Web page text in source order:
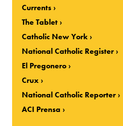
Currents
The Tablet
Catholic New York
National Catholic Register
El Pregonero
Crux
National Catholic Reporter
ACI Prensa